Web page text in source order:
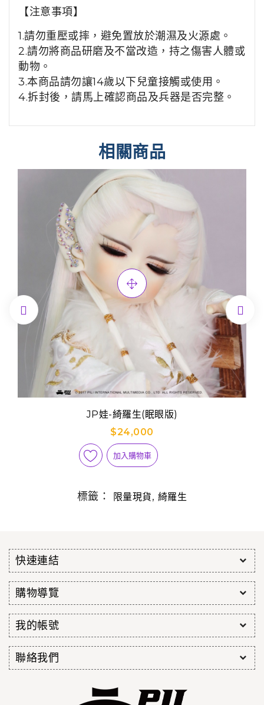
【注意事項】
1.請勿重壓或摔，避免置放於潮濕及火源處。
2.請勿將商品研磨及不當改造，持之傷害人體或
動物。
3.本商品請勿讓14歲以下兒童接觸或使用。
4.拆封後，請馬上確認商品及兵器是否完整。
相關商品
JP娃-綺羅生(眠眼版)
$24,000
加入購物車
 
標籤： 限量現貨, 綺羅生
快速連結
購物導覽
我的帳號
聯絡我們